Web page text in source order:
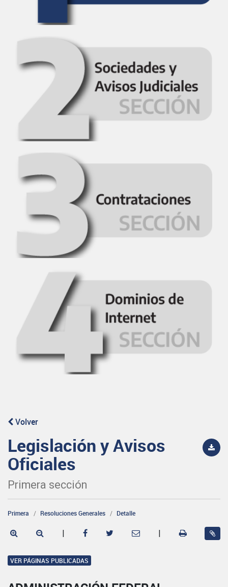
Volver
Legislación y Avisos
Oficiales
Primera sección
Primera Resoluciones Generales Detalle
| |
VER PÁGINAS PUBLICADAS